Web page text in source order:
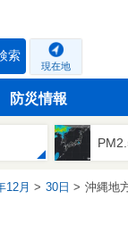
索
現在地
防災情報
12月 30日 沖縄地